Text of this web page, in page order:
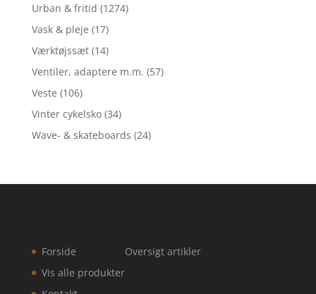
Urban & fritid (1274)
Vask & pleje (17)
Værktøjssæt (14)
Ventiler, adaptere m.m. (57)
Veste (106)
Vinter cykelsko (34)
Wave- & skateboards (24)
Forside
Vis alle produkter
Oversigt artikler